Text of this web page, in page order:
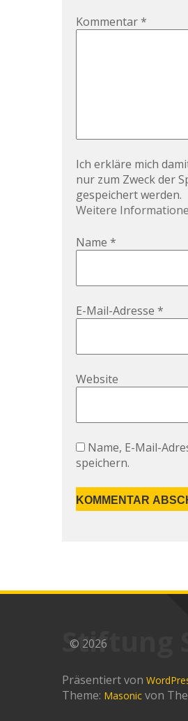
Kommentar*
Ich erkläre mich
nur zum Zweck der
gespeichert werden.
Weitere
Name *
E-Mail-Adresse *
Website
Name, E-Mail-
speichern.
Stiftung
© 2026
Präsentiert von
Theme: Masonic von